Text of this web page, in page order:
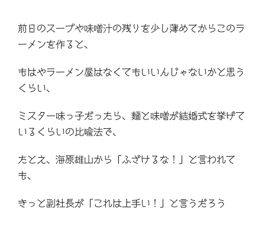
前日のスープや味噌汁の残りを少し薄めてからこのラ
ーメンを作ると、
もはやラーメン屋はなくてもいいんじゃないかと思う
くらい、
ミスター味っ子だったら、麺と味噌が結婚式を挙げて
いるくらいの比喩法で、
たとえ、海原雄山から「ふざけるな！」と言われて
も、
きっと副社長が「これは上手い！」と言うだろう